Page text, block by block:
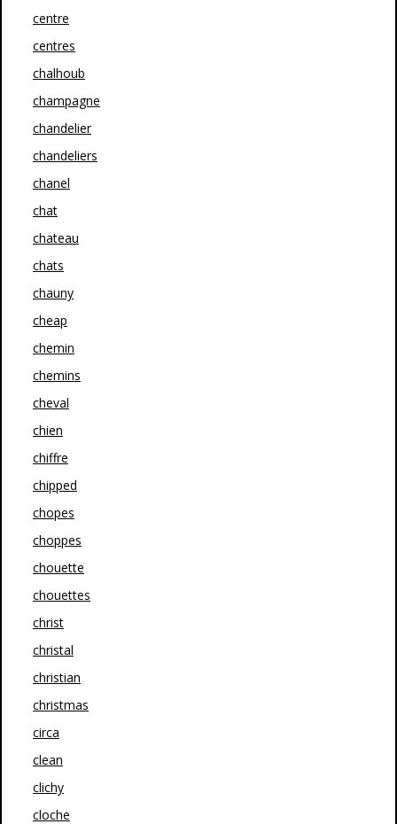
centre
centres
chalhoub
champagne
chandelier
chandeliers
chanel
chat
chateau
chats
chauny
cheap
chemin
chemins
cheval
chien
chiffre
chipped
chopes
choppes
chouette
chouettes
christ
christal
christian
christmas
circa
clean
clichy
cloche